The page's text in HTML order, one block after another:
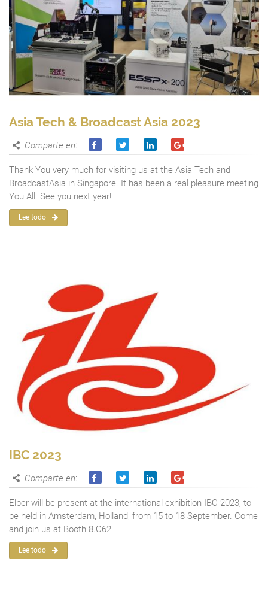
Asia Tech & Broadcast Asia 2023
Comparte en:
Thank You very much for visiting us at the Asia Tech and
BroadcastAsia in Singapore. It has been a real pleasure meeting
You All. See you next year!
Lee todo
IBC 2023
Comparte en:
Elber will be present at the international exhibition IBC 2023, to
be held in Amsterdam, Holland, from 15 to 18 September. Come
and join us at Booth 8.C62
Lee todo